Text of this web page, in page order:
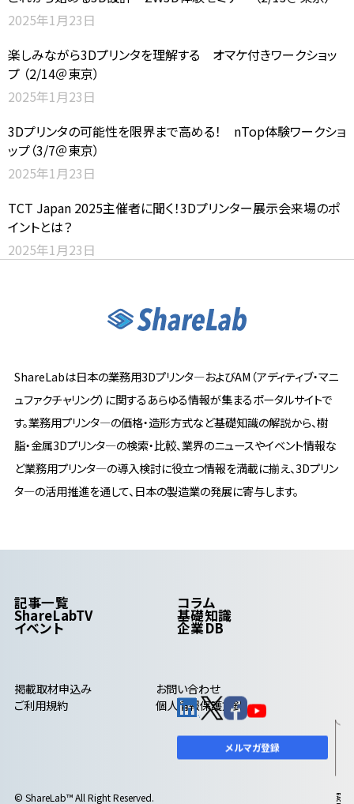
2025年1月23日
楽しみながら3Dプリンタを理解する オマケ付きワークショッ
プ （2/14＠東京）
2025年1月23日
3Dプリンタの可能性を限界まで高める！ nTop体験ワークショ
ップ（3/7＠東京）
2025年1月23日
TCT Japan 2025主催者に聞く！3Dプリンター展示会来場のポ
イントとは？
2025年1月23日
ShareLabは日本の業務用3Dプリンタ―およびAM（アディティブ・マニ
ュファクチャリング）に関するあらゆる情報が集まるポータルサイトで
す。業務用プリンタ―の価格・造形方式など基礎知識の解説から、樹
脂・金属3Dプリンタ―の検索・比較、業界のニュースやイベント情報な
ど業務用プリンタ―の導入検討に役立つ情報を満載に揃え、3Dプリン
タ―の活用推進を通して、日本の製造業の発展に寄与します。
記事一覧 コラム
ShareLabTV 基礎知識
イベント 企業DB
メルマガ登録
© ShareLab™ All Right Reserved.
掲載取材申込み
お問い合わせ
ご利用規約
個人情報保護方針